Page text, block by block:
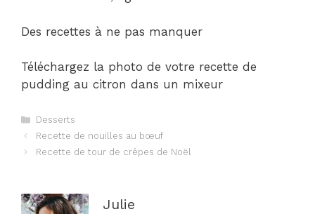
Des recettes à ne pas manquer
Téléchargez la photo de votre recette de
pudding au citron dans un mixeur
Catégories
Desserts
Navigation
des
Recette de nouilles au bœuf
Recette de tour de crêpes de Noël
Julie